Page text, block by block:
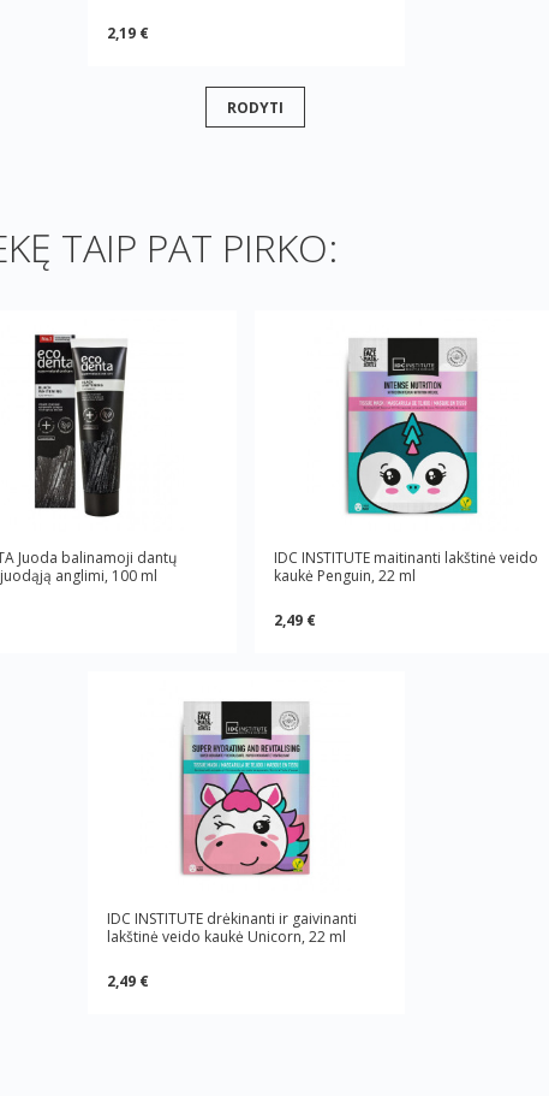
2,19 €
RODYTI
TAIP PAT PIRKO:
Juoda balinamoji dantų
anglimi, 100 ml
IDC INSTITUTE maitinanti lakštinė veido
kaukė Penguin, 22 ml
2,49 €
IDC INSTITUTE drėkinanti ir gaivinanti
lakštinė veido kaukė Unicorn, 22 ml
2,49 €